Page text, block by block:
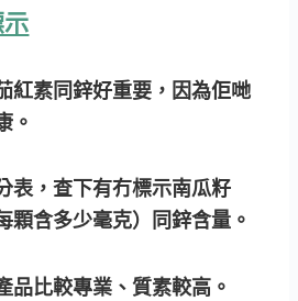
紅素同鋅好重要，因為佢哋
。
表，查下有冇標示南瓜籽
顆含多少毫克）同鋅含量。
品比較專業、質素較高。